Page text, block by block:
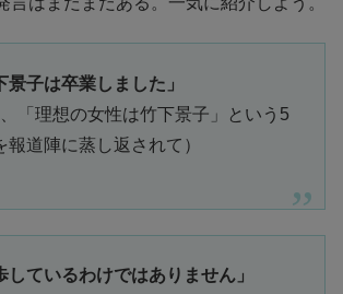
景子は卒業しました」
、「理想の女性は竹下景子」という5
報道陣に蒸し返されて）
しているわけではありません」